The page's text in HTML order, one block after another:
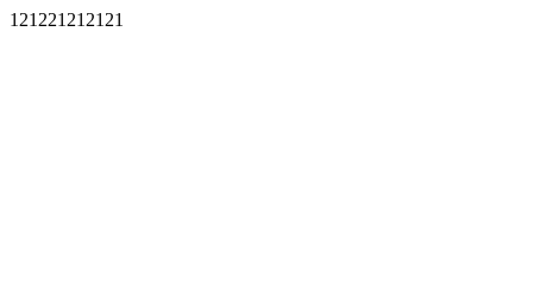
121221212121